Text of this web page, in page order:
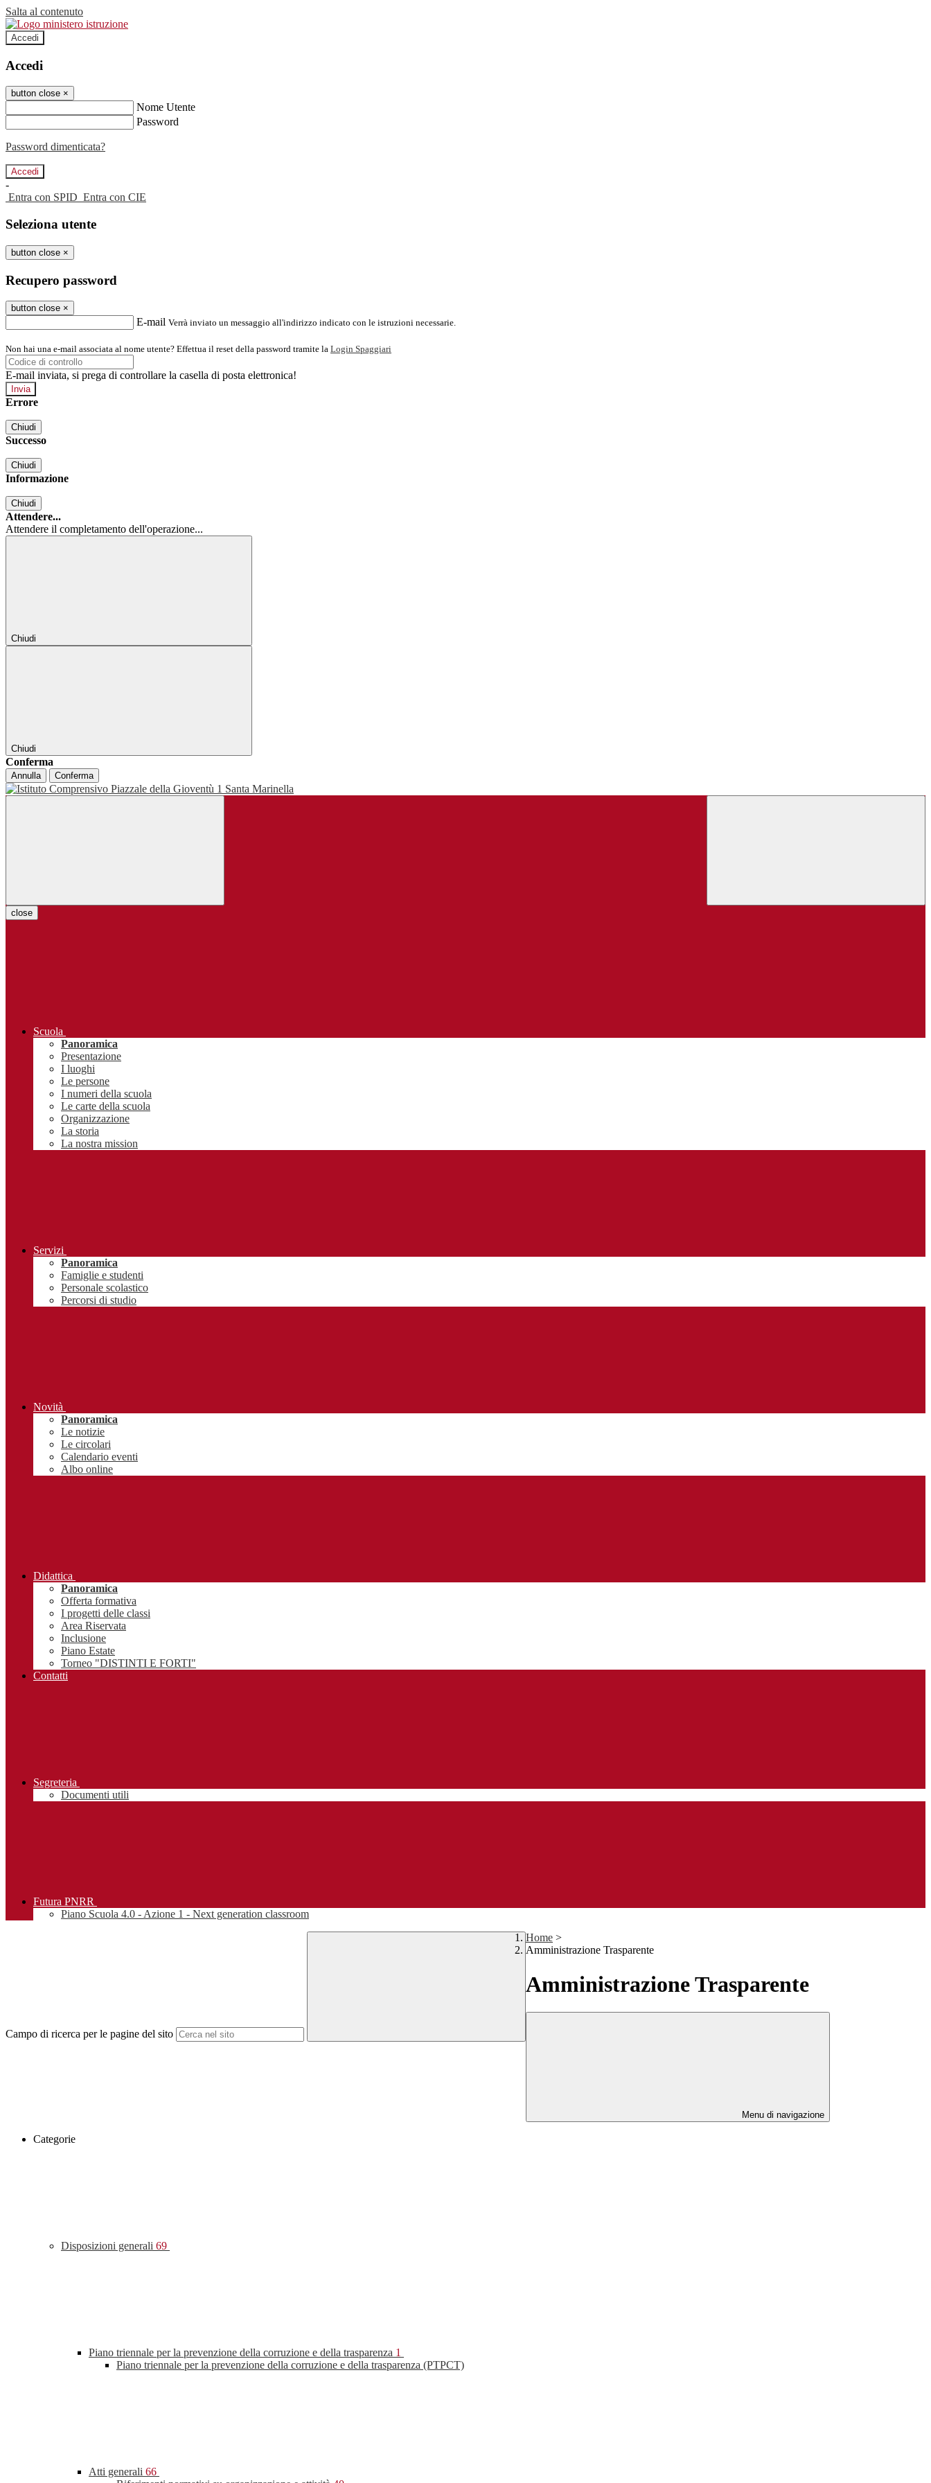
Salta al contenuto
Accedi
Accedi
button close ×
Nome Utente
Password
Password dimenticata?
-
Entra con SPID Entra con CIE
Seleziona utente
button close ×
Recupero password
button close ×
E-mail Verrà inviato un messaggio all'indirizzo indicato con le istruzioni necessarie.
Non hai una e-mail associata al nome utente? Effettua il reset della password tramite la Login Spaggiari
E-mail inviata, si prega di controllare la casella di posta elettronica!
Errore
Chiudi
Successo
Chiudi
Informazione
Chiudi
Attendere...
Attendere il completamento dell'operazione...
Chiudi
Chiudi
Conferma
Annulla Conferma
close
Scuola
Panoramica
Presentazione
I luoghi
Le persone
I numeri della scuola
Le carte della scuola
Organizzazione
La storia
La nostra mission
Servizi
Panoramica
Famiglie e studenti
Personale scolastico
Percorsi di studio
Novità
Panoramica
Le notizie
Le circolari
Calendario eventi
Albo online
Didattica
Panoramica
Offerta formativa
I progetti delle classi
Area Riservata
Inclusione
Piano Estate
Torneo "DISTINTI E FORTI"
Contatti
Segreteria
Documenti utili
Futura PNRR
Piano Scuola 4.0 - Azione 1 - Next generation classroom
Campo di ricerca per le pagine del sito
Home >
Amministrazione Trasparente
Amministrazione Trasparente
Menu di navigazione
Categorie
Disposizioni generali 69
Piano triennale per la prevenzione della corruzione e della trasparenza 1
Piano triennale per la prevenzione della corruzione e della trasparenza (PTPCT)
Atti generali 66